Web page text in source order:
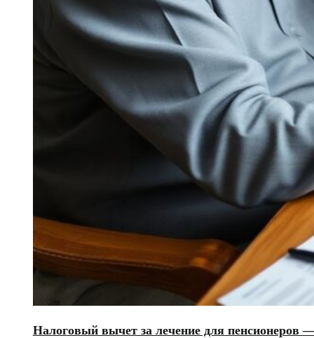
Налоговый вычет за лечение для пенсионеров